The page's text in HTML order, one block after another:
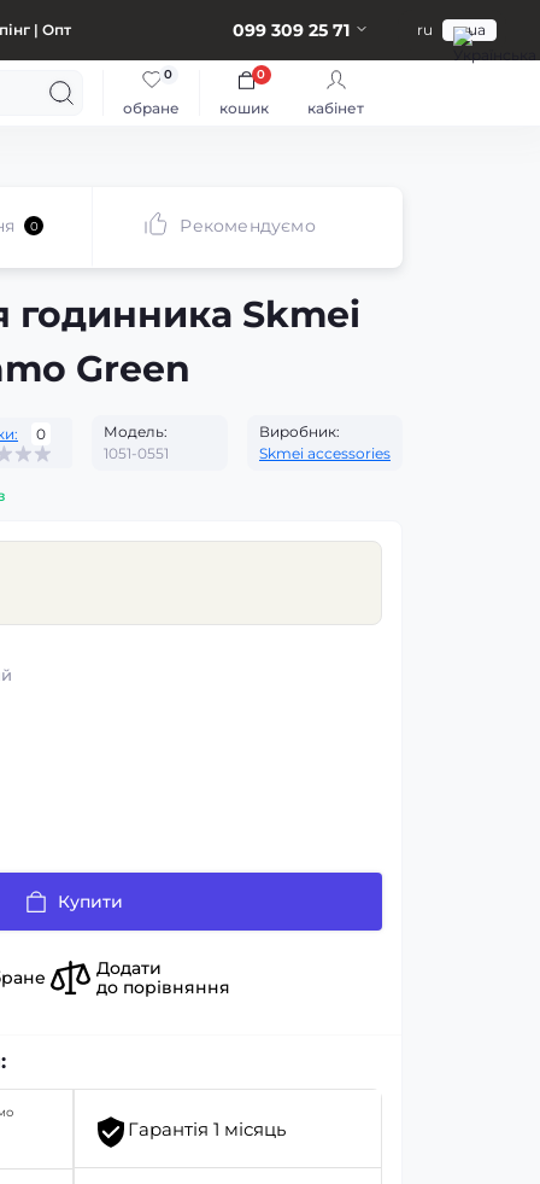
| Опт 099 309 25 71 ru ua
обране
0
кошик
0
кабінет
0 Рекомендуємо
годинника Skmei
Green
0
Модель:
1051-0551
Виробник:
Skmei accessories
Купити
Додати
до порівняння
Гарантія 1 місяць